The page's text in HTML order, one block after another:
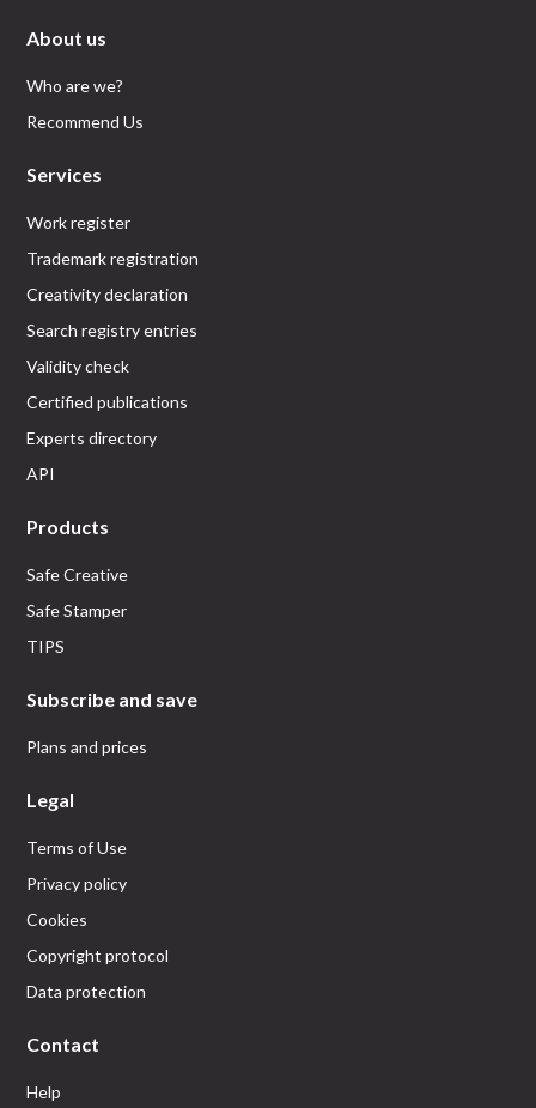
About us
Who are we?
Recommend Us
Services
Work register
Trademark registration
Creativity declaration
Search registry entries
Validity check
Certified publications
Experts directory
API
Products
Safe Creative
Safe Stamper
TIPS
Subscribe and save
Plans and prices
Legal
Terms of Use
Privacy policy
Cookies
Copyright protocol
Data protection
Contact
Help